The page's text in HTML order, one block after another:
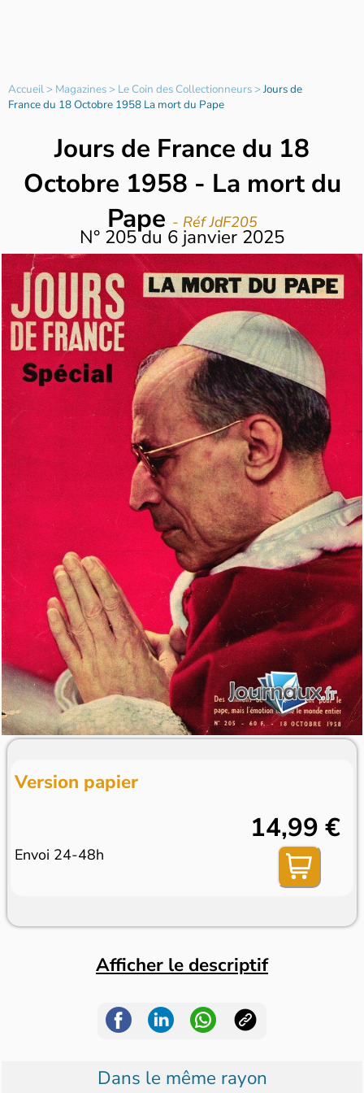
Accueil> Magazines> Le Coin des Collectionneurs>Jours de
France du 18 Octobre 1958 La mort du Pape
Jours de France du 18
Octobre 1958 - La mort du
Pape - Réf JdF205
N° 205du 6 janvier 2025
Version papier
Envoi 24-48h
14,99 €
Afficher le descriptif
Dans le même rayon